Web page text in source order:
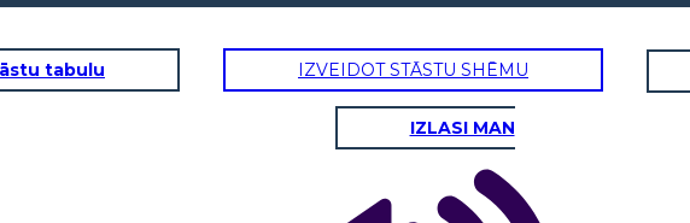
tabulu IZVEIDOT STĀSTU SHĒMU
IZLASI MAN